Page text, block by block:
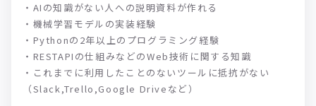
・AIの知識がない人への説明資料が作れる
・機械学習モデルの実装経験
・Pythonの2年以上のプログラミング経験
・RESTAPIの仕組みなどのWeb技術に関する知識
・これまでに利用したことのないツールに抵抗がない
（Slack,Trello,Google Driveなど）